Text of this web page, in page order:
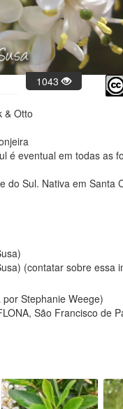
1043
& Otto
é eventual em todas as
do Sul. Nativa em Santa
(contatar sobre essa
Stephanie Weege)
São Francisco de